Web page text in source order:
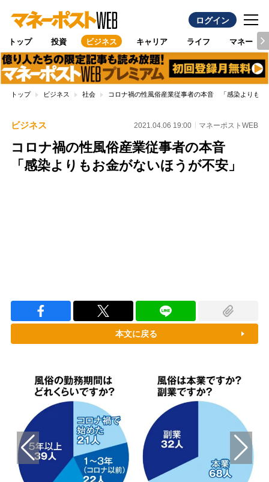
ログイン
トップ 投資 ビジネス キャリア ライフ マネー
トップ ビジネス 社会 コロナ禍の性風俗産業従事者の本音 「感染よりもお
ビジネス 2021.04.06 19:00 マネーポストWEB
コロナ禍の性風俗産業従事者の本音
「感染よりもお金がないほうが不安」
本文に戻る